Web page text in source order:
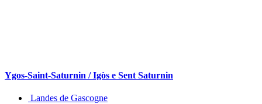
Ygos-Saint-Saturnin / Igòs e Sent Saturnin
Landes de Gascogne